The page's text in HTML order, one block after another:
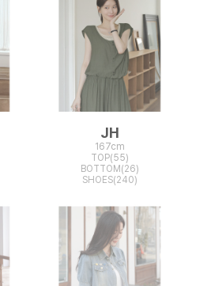
JH
167cm
TOP(55)
BOTTOM(26)
SHOES(240)